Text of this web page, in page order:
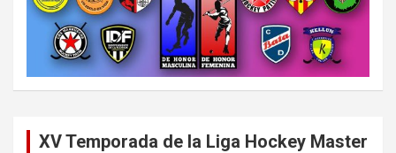
XV Temporada de la Liga Hockey Master